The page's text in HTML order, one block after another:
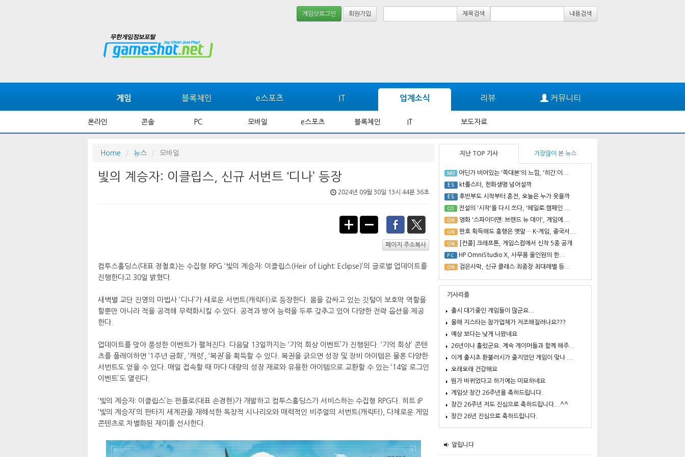
게임샷로그인 회원가입 제목검색 내용검색
게임 블록체인 e스포츠 IT 업계소식 리뷰 커뮤니티
온라인 콘솔 PC 모바일 e스포츠 블록체인 IT 보도자료
Home 뉴스 모바일
빛의 계승자: 이클립스, 신규 서번트 ‘디나’ 등장
2024년 09월 30일 13시 44분 36초
페이지 주소복사
컴투스홀딩스(대표 정철호)는 수집형 RPG ‘빛의 계승자: 이클립스(Heir of Light: Eclipse)’의 글로벌 업데이트를
진행한다고 30일 밝혔다.
새벽별 교단 진영의 마법사 ‘디나’가 새로운 서번트(캐릭터)로 등장한다. 몸을 감싸고 있는 깃털이 보호막 역할을
할뿐만 아니라 적을 공격해 무력화시킬 수 있다. 공격과 방어 능력을 두루 갖추고 있어 다양한 전략 옵션을 제공
한다.
업데이트를 맞아 풍성한 이벤트가 펼쳐진다. 다음달 13일까지는 ‘기억 회상 이벤트’가 진행된다. ‘기억 회상’ 콘텐
츠를 플레이하면 ‘1주년 금화’, ‘캐럿’, ‘복권’을 획득할 수 있다. 복권을 긁으면 성장 및 장비 아이템은 물론 다양한
서번트도 얻을 수 있다. 매일 접속할 때 마다 대량의 성장 재료와 유용한 아이템으로 교환할 수 있는 ‘14일 로그인
이벤트’도 열린다.
‘빛의 계승자: 이클립스’는 펀플로(대표 손경현)가 개발하고 컴투스홀딩스가 서비스하는 수집형 RPG다. 히트 IP
‘빛의 계승자’의 판타지 세계관을 재해석한 독창적 시나리오와 매력적인 비주얼의 서번트(캐릭터), 다채로운 게임
콘텐츠로 차별화된 재미를 선사한다.
지난 TOP 기사 가장많이 본 뉴스
MO 어딘가 비어있는 '쪽대본'의 느낌, '히간:이...
ES kt롤스터, 한화생명 넘어설까
ES 후반부도 시작부터 혼전, 오늘은 누가 웃을까
CO 전설의 '시작'을 다시 쓰다, '헤일로:캠페인 ...
ON 영화 '스파이더맨: 브랜드 뉴 데이', 게임에...
ON 판호 획득해도 흥행은 옛말… K-게임, 중국서...
ON [컨콜] 크래프톤, 게임스컴에서 신작 5종 공개
PC HP OmniStudio X, 사무용 올인원의 한...
ON 검은사막, 신규 클래스·최종장·최대레벨 등...
기사리플
출시 대기중인 게임들이 많군요...
올해 지스타는 참가업체가 저조해질려나요???
예상 보다는 낮게 나왔네요
26년이나 흘렀군요. 계속 게이머들과 함께 해주...
이게 출시초 환불러시가 줄지었던 게임이 맞나 ...
오래오래 건강해요
뭔가 바뀌었다고 하기에는 미묘하네요
게임샷 창간 26주년을 축하드립니다.
창간 26주년 저도 진심으로 축하드립니다...^^
창간 26년 진심으로 축하드립니다.
알립니다